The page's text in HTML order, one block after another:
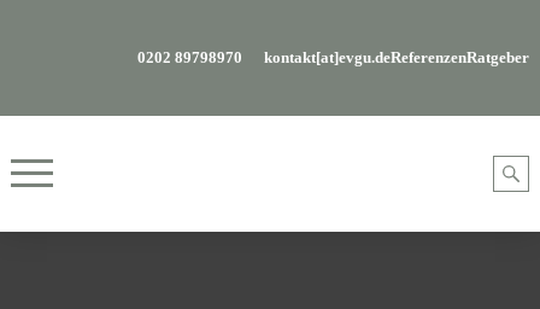
0202 89798970 kontakt[at]evgu.deReferenzenRatgeber